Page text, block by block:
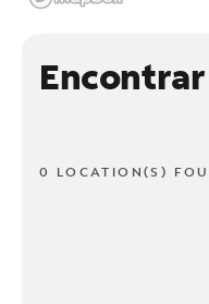
0 LOCATION(S)